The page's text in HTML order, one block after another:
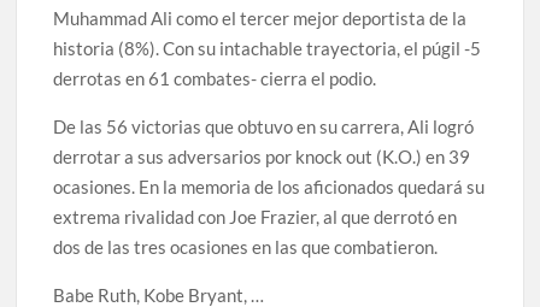
Muhammad Ali como el tercer mejor deportista de la
historia (8%). Con su intachable trayectoria, el púgil -5
derrotas en 61 combates- cierra el podio.
De las 56 victorias que obtuvo en su carrera, Ali logró
derrotar a sus adversarios por knock out (K.O.) en 39
ocasiones. En la memoria de los aficionados quedará su
extrema rivalidad con Joe Frazier, al que derrotó en
dos de las tres ocasiones en las que combatieron.
Babe Ruth, Kobe Bryant, …